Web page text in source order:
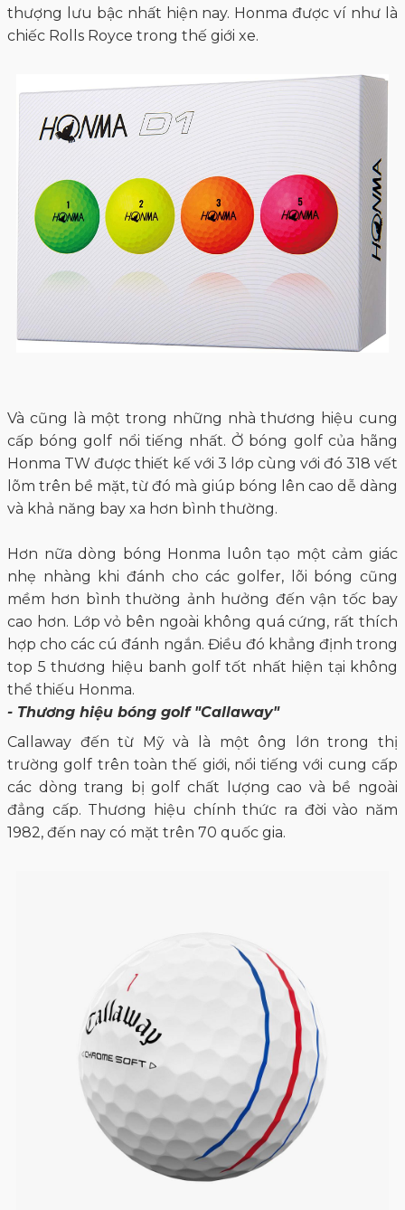
thượng lưu bậc nhất hiện nay. Honma được ví như là
chiếc Rolls Royce trong thế giới xe.
Và cũng là một trong những nhà thương hiệu cung
cấp bóng golf nổi tiếng nhất. Ở bóng golf của hãng
Honma TW được thiết kế với 3 lớp cùng với đó 318 vết
lõm trên bề mặt, từ đó mà giúp bóng lên cao dễ dàng
và khả năng bay xa hơn bình thường.
Hơn nữa dòng bóng Honma luôn tạo một cảm giác
nhẹ nhàng khi đánh cho các golfer, lõi bóng cũng
mềm hơn bình thường ảnh hưởng đến vận tốc bay
cao hơn. Lớp vỏ bên ngoài không quá cứng, rất thích
hợp cho các cú đánh ngắn. Điều đó khẳng định trong
top 5 thương hiệu banh golf tốt nhất hiện tại không
thể thiếu Honma.
- Thương hiệu bóng golf "Callaway"
Callaway đến từ Mỹ và là một ông lớn trong thị
trường golf trên toàn thế giới, nổi tiếng với cung cấp
các dòng trang bị golf chất lượng cao và bề ngoài
đẳng cấp. Thương hiệu chính thức ra đời vào năm
1982, đến nay có mặt trên 70 quốc gia.